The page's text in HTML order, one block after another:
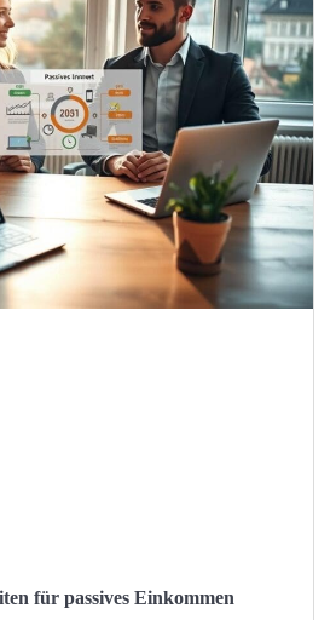
für passives Einkommen